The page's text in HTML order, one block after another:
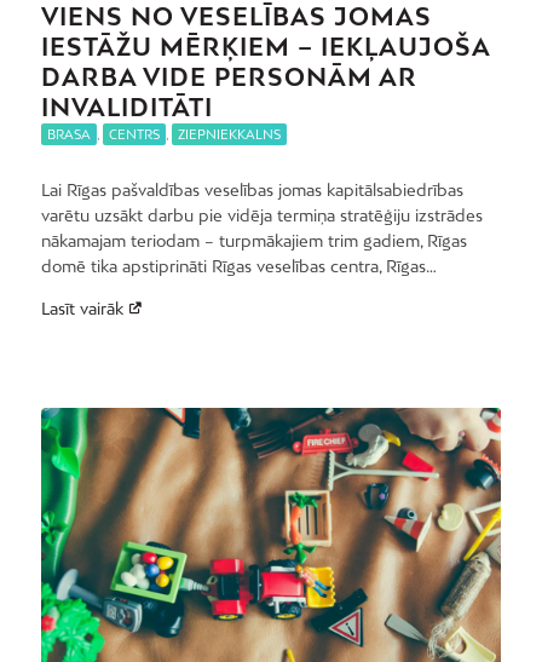
VIENS NO VESELĪBAS JOMAS
IESTĀŽU MĒRĶIEM – IEKĻAUJOŠA
DARBA VIDE PERSONĀM AR
INVALIDITĀTI
BRASA CENTRS ZIEPNIEKKALNS
Lai Rīgas pašvaldības veselības jomas kapitālsabiedrības
varētu uzsākt darbu pie vidēja termiņa stratēģiju izstrādes
nākamajam teriodam – turpmākajiem trim gadiem, Rīgas
domē tika apstiprināti Rīgas veselības centra, Rīgas…
Lasīt vairāk